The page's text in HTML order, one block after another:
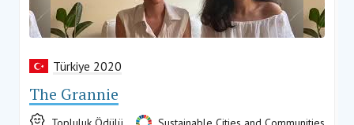
Türkiye 2020
The Grannie